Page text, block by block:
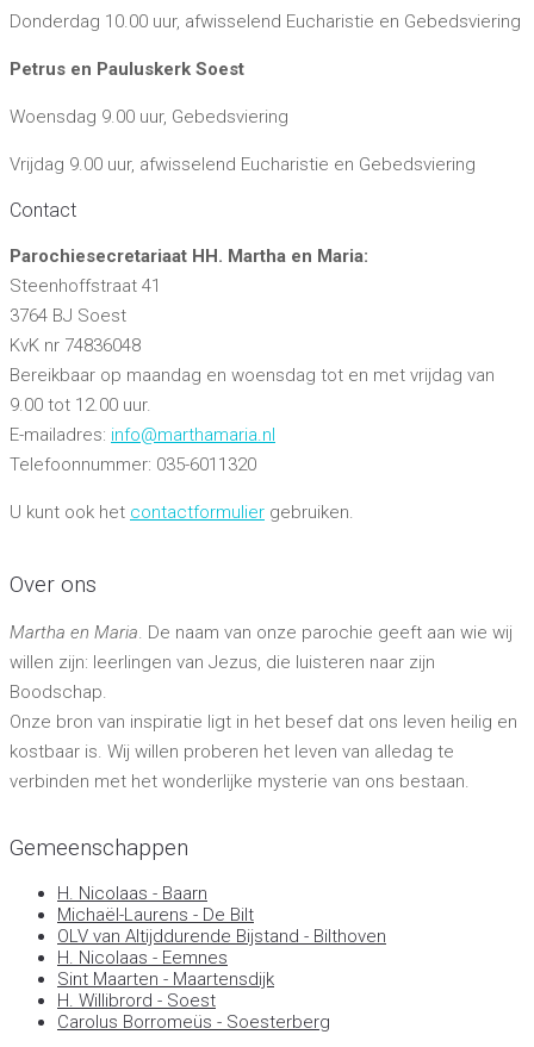
Donderdag 10.00 uur, afwisselend Eucharistie en Gebedsviering
Petrus en Pauluskerk Soest
Woensdag 9.00 uur, Gebedsviering
Vrijdag 9.00 uur, afwisselend Eucharistie en Gebedsviering
Contact
Parochiesecretariaat HH. Martha en Maria:
Steenhoffstraat 41
3764 BJ Soest
KvK nr 74836048
Bereikbaar op maandag en woensdag tot en met vrijdag van
9.00 tot 12.00 uur.
E-mailadres: info@marthamaria.nl
Telefoonnummer: 035-6011320
U kunt ook het contactformulier gebruiken.
Over ons
Martha en Maria. De naam van onze parochie geeft aan wie wij
willen zijn: leerlingen van Jezus, die luisteren naar zijn
Boodschap.
Onze bron van inspiratie ligt in het besef dat ons leven heilig en
kostbaar is. Wij willen proberen het leven van alledag te
verbinden met het wonderlijke mysterie van ons bestaan.
Gemeenschappen
H. Nicolaas - Baarn
Michaël-Laurens - De Bilt
OLV van Altijddurende Bijstand - Bilthoven
H. Nicolaas - Eemnes
Sint Maarten - Maartensdijk
H. Willibrord - Soest
Carolus Borromeüs - Soesterberg